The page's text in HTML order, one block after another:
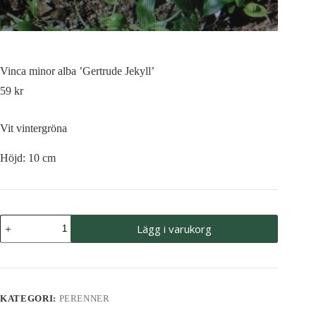
Vinca minor alba ’Gertrude Jekyll’
59 kr
Vit vintergröna
Höjd: 10 cm
Vinca
minor
alba
Jekyll'
Lägg i varukorg
KATEGORI: PERENNER